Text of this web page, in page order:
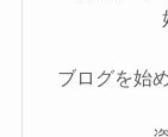
ブログを始